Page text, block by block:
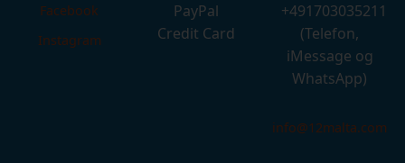
Facebook
Instagram
PayPal
Credit Card
+491703035211
(Telefon,
iMessage og
WhatsApp)
info@12malta.com